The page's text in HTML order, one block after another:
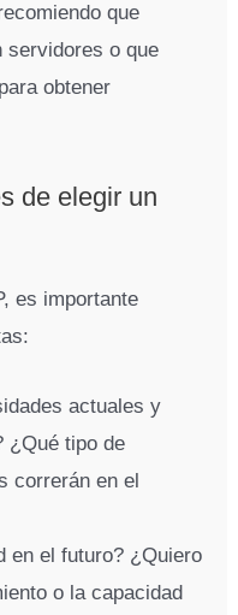
que
servidores o que
obtener
de elegir un
es importante
actuales y
¿Qué tipo de
correrán en el
en el futuro? ¿Quiero
o la capacidad